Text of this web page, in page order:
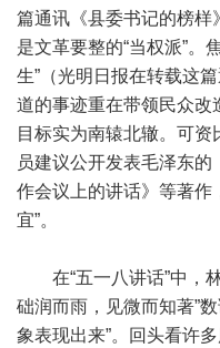
篇通讯《县委书记的榜样
是文革要整的“当权派”。
生”（光明日报在转载这
道的事迹重在带领民众改
目标实为南辕北辙。可
员建议公开发表毛泽东
作会议上的讲话》等著作
宜”。
在“五一八讲话”中，林
础润而雨，见微而知著”
象表现出来”。回头看许